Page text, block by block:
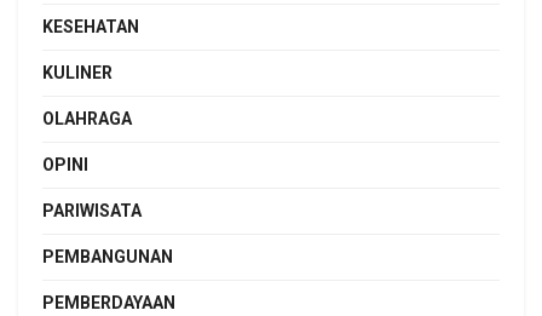
KESEHATAN
KULINER
OLAHRAGA
OPINI
PARIWISATA
PEMBANGUNAN
PEMBERDAYAAN